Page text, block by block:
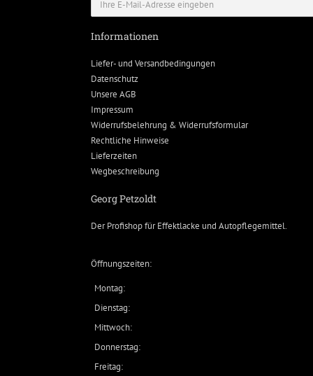
Informationen
Liefer- und Versandbedingungen
Datenschutz
Unsere AGB
Impressum
Widerrufsbelehrung & Widerrufsformular
Rechtliche Hinweise
Lieferzeiten
Wegbeschreibung
Georg Petzoldt
Der Profishop fürEffektlacke und Autopflegemittel.
Öffnungszeiten:
Montag:
Dienstag:
Mittwoch:
Donnerstag:
Freitag: